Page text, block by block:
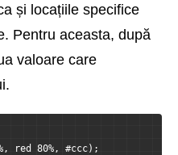
și locațiile specifice
Pentru aceasta, după
valoare care
red 80%, #ccc);